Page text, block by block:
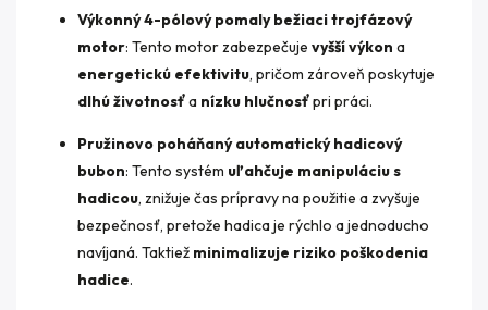
Výkonný 4-pólový pomaly bežiaci trojfázový
motor: Tento motor zabezpečuje vyšší výkon a
energetickú efektivitu, pričom zároveň poskytuje
dlhú životnosťa nízku hlučnosťpri práci.
Pružinovo poháňaný automatický hadicový
bubon: Tento systém uľahčuje manipuláciu s
hadicou, znižuje čas prípravy na použitie a zvyšuje
bezpečnosť, pretože hadica je rýchlo a jednoducho
navíjaná. Taktiež minimalizuje riziko poškodenia
hadice.